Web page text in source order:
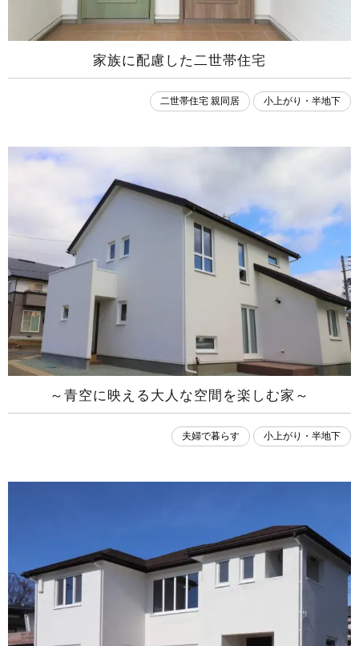
家族に配慮した二世帯住宅
二世帯住宅 親同居 小上がり・半地下
～青空に映える大人な空間を楽しむ家～
夫婦で暮らす 小上がり・半地下